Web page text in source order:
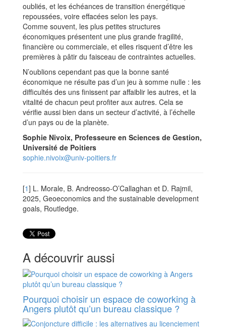
oubliés, et les échéances de transition énergétique
repoussées, voire effacées selon les pays.
Comme souvent, les plus petites structures
économiques présentent une plus grande fragilité,
financière ou commerciale, et elles risquent d’être les
premières à pâtir du faisceau de contraintes actuelles.
N’oublions cependant pas que la bonne santé
économique ne résulte pas d’un jeu à somme nulle : les
difficultés des uns finissent par affaiblir les autres, et la
vitalité de chacun peut profiter aux autres. Cela se
vérifie aussi bien dans un secteur d’activité, à l’échelle
d’un pays ou de la planète.
Sophie Nivoix, Professeure en Sciences de Gestion,
Université de Poitiers
sophie.nivoix@univ-poitiers.fr
[1] L. Morale, B. Andreosso-O’Callaghan et D. Rajmil,
2025, Geoeconomics and the sustainable development
goals, Routledge.
A découvrir aussi
Pourquoi choisir un espace de coworking à
Angers plutôt qu’un bureau classique ?